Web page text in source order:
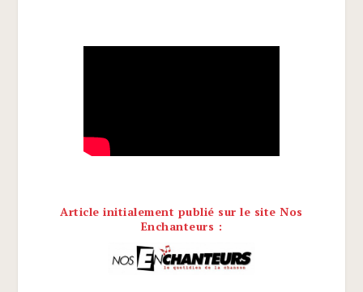
Article initialement publié sur le site Nos
Enchanteurs :